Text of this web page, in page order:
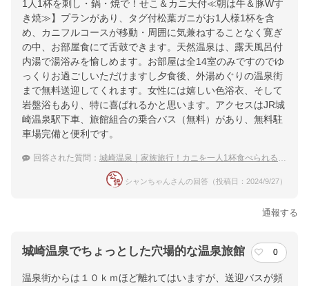
1人1杯を刺し・鍋・焼で！せこ＆カニ天付≪朝は牛＆豚Wす
き焼≫】プランがあり、タグ付松葉ガニがお1人様1杯を含
め、カニフルコースが移動・周囲に気兼ねすることなく寛ぎ
の中、お部屋食にて舌鼓できます。天然温泉は、露天風呂付
内湯で湯浴みを愉しめます。お部屋は全14室のみですのでゆ
っくりお過ごしいただけますし夕食後、外湯めぐりの温泉街
まで無料送迎してくれます。女性には嬉しい色浴衣、そして
岩盤浴もあり、特に喜ばれるかと思います。アクセスはJR城
崎温泉駅下車、旅館組合の乗合バス（無料）があり、無料駐
車場完備と便利です。
回答された質問： 城崎温泉｜家族旅行！カニを一人1杯食べられる宿のおすすめは？
シャンちゃんさんの回答（投稿日：2024/9/27）
通報する
城崎温泉でちょっとした穴場的な温泉旅館 0
温泉街からは１０ｋｍほど離れてはいますが、送迎バスが頻